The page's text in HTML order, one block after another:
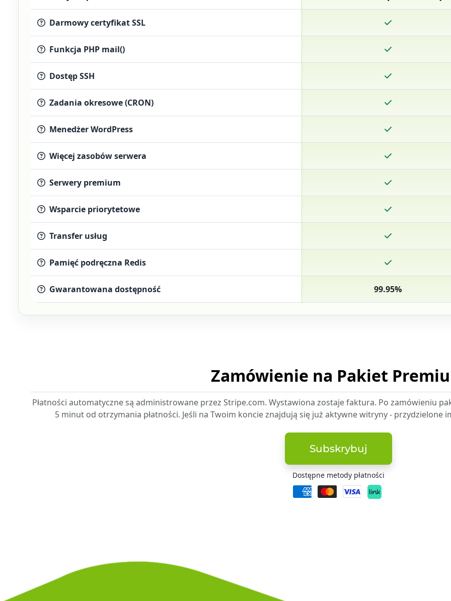
Darmowy certyfikat SSL
Funkcja PHP mail()
Dostęp SSH
Zadania okresowe (CRON)
Menedżer WordPress
Więcej zasobów serwera
Serwery premium
Wsparcie priorytetowe
Transfer usług
Pamięć podręczna Redis
Gwarantowana dostępność 99.95%
Zamówienie na Pakiet
Płatności automatyczne są administrowane przez Stripe.com. Wystawiona zostaje faktura. Po zamówieniu
5 minut od otrzymania płatności. Jeśli na Twoim koncie znajdują się już aktywne witryny - przydzielone
Subskrybuj
Dostępne metody płatności